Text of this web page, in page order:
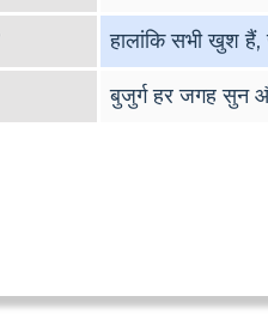
हालांकि सभी खुश हैं,
बुजुर्ग हर जगह सुन